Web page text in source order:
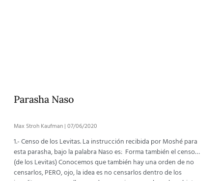
Parasha Naso
Max Stroh Kaufman 07/06/2020
1.- Censo de los Levitas. La instrucción recibida por Moshé para
esta parasha, bajo la palabra Naso es: Forma también el censo…
(de los Levitas) Conocemos que también hay una orden de no
censarlos, PERO, ojo, la idea es no censarlos dentro de los